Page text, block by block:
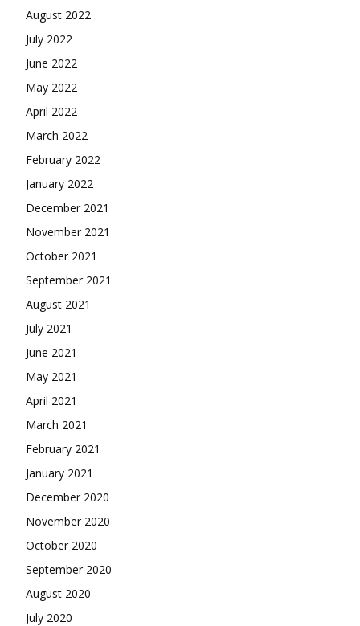
August 2022
July 2022
June 2022
May 2022
April 2022
March 2022
February 2022
January 2022
December 2021
November 2021
October 2021
September 2021
August 2021
July 2021
June 2021
May 2021
April 2021
March 2021
February 2021
January 2021
December 2020
November 2020
October 2020
September 2020
August 2020
July 2020